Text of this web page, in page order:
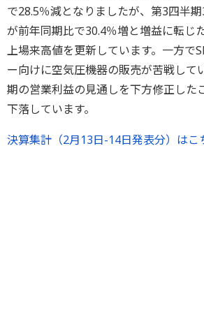
で28.5％減となりましたが、第3四半
が前年同期比で30.4％増と増益に転じ
上場来高値を更新しています。一方で
ー向けに空気圧機器の販売が苦戦して
期の営業利益の見通しを下方修正した
下落しています。
決算集計（2月13日-14日発表分）はこ